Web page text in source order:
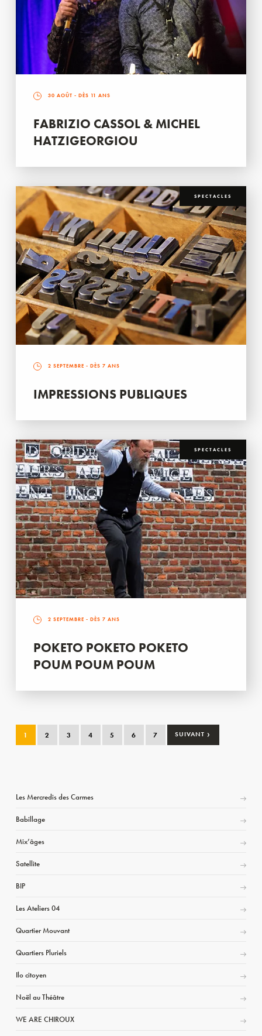
30 AOÛT - DÈS 11 ANS
FABRIZIO CASSOL & MICHEL
HATZIGEORGIOU
SPECTACLES
2 SEPTEMBRE - DÈS 7 ANS
IMPRESSIONS PUBLIQUES
SPECTACLES
2 SEPTEMBRE - DÈS 7 ANS
POKETO POKETO POKETO
POUM POUM POUM
1 2 3 4 5 6 7 SUIVANT ›
Les Mercredis des Carmes
Babillage
Mix’âges
Satellite
BIP
Les Ateliers 04
Quartier Mouvant
Quartiers Pluriels
Ilo citoyen
Noël au Théâtre
WE ARE CHIROUX